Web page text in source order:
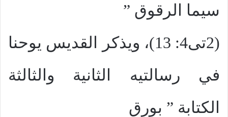
سيما الرقوق ”
(2تى4: 13)، ويذكر القديس يوحنا
في رسالتيه الثانية والثالثة
الكتابة ” بورق